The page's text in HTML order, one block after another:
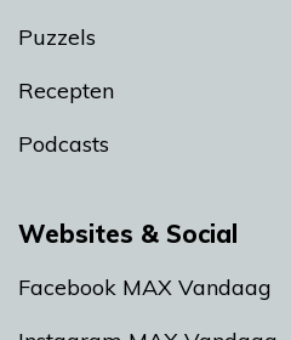
Puzzels
Recepten
Podcasts
Websites & Social
Facebook MAX Vandaag